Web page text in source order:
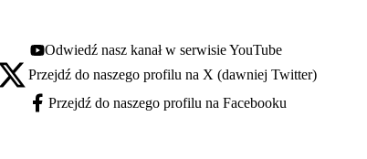
Youtube - otwiera się w nowej karcie
Odwiedź nasz kanał w serwisie YouTube
X - otwiera się w nowej karcie
Przejdź do naszego profilu na X (dawniej Twitter)
Facebook - otwiera się w nowej karcie
Przejdź do naszego profilu na Facebooku